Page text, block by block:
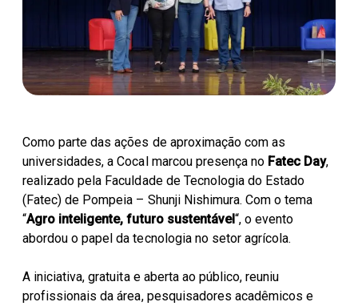
Parceiros Cocal
Unidades
Levedura Seca
Como parte das ações de aproximação com as
universidades, a Cocal marcou presença no Fatec Day,
realizado pela Faculdade de Tecnologia do Estado
(Fatec) de Pompeia – Shunji Nishimura. Com o tema
“Agro inteligente, futuro sustentável“, o evento
abordou o papel da tecnologia no setor agrícola.
A iniciativa, gratuita e aberta ao público, reuniu
profissionais da área, pesquisadores acadêmicos e